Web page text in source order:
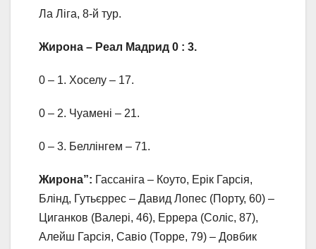
Ла Ліга, 8-й тур.
Жирона – Реал Мадрид 0 : 3.
0 – 1. Хоселу – 17.
0 – 2. Чуамені – 21.
0 – 3. Беллінгем – 71.
Жирона”: Гассаніга – Коуто, Ерік Гарсія,
Блінд, Гутьєррес – Давид Лопес (Порту, 60) –
Циганков (Валері, 46), Еррера (Соліс, 87),
Алейш Гарсія, Савіо (Торре, 79) – Довбик